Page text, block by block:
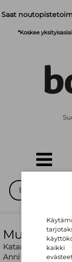
Saat
*Koskee
Katariina Heilala,
Anni Pöyhtäri
kaikki